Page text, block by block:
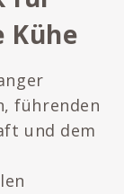
führenden
und dem